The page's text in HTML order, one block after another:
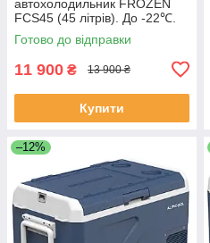
автохолодильник FROZEN
FCS45 (45 літрів). До -22℃.
Живлення 12, 24, 220 вольтів
Готово до відправки
11 900 ₴ 13 900 ₴
Купити
–12%